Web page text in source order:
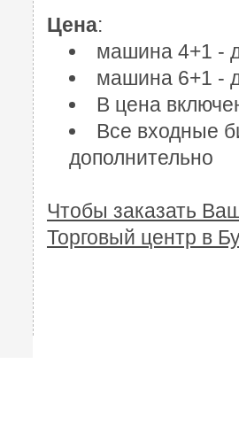
Цена:
машина 4+1 -
машина 6+1 -
В цена
Все входные
дополнительно
Чтобы заказать
Торговый центр в